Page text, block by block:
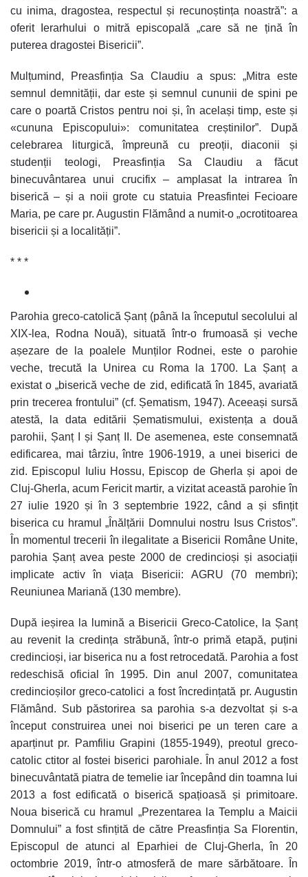
cu inima, dragostea, respectul și recunoștința noastră”: a
oferit Ierarhului o mitră episcopală „care să ne țină în
puterea dragostei Bisericii”.
Mulțumind, Preasfinția Sa Claudiu a spus: „Mitra este
semnul demnității, dar este și semnul cununii de spini pe
care o poartă Cristos pentru noi și, în același timp, este și
«cununa Episcopului»: comunitatea creștinilor”. După
celebrarea liturgică, împreună cu preoții, diaconii și
studenții teologi, Preasfinția Sa Claudiu a făcut
binecuvântarea unui crucifix – amplasat la intrarea în
biserică – și a noii grote cu statuia Preasfintei Fecioare
Maria, pe care pr. Augustin Flămând a numit-o „ocrotitoarea
bisericii și a localității”.
* * *
Parohia greco-catolică Șanț (până la începutul secolului al
XIX-lea, Rodna Nouă), situată într-o frumoasă și veche
așezare de la poalele Munților Rodnei, este o parohie
veche, trecută la Unirea cu Roma la 1700. La Șanț a
existat o „biserică veche de zid, edificată în 1845, avariată
prin trecerea frontului” (cf. Șematism, 1947). Aceeași sursă
atestă, la data editării Șematismului, existența a două
parohii, Șanț I și Șanț II. De asemenea, este consemnată
edificarea, mai târziu, între 1906-1919, a unei biserici de
zid. Episcopul Iuliu Hossu, Episcop de Gherla și apoi de
Cluj-Gherla, acum Fericit martir, a vizitat această parohie în
27 iulie 1920 și în 3 septembrie 1922, când a și sfințit
biserica cu hramul „Înălțării Domnului nostru Isus Cristos”.
În momentul trecerii în ilegalitate a Bisericii Române Unite,
parohia Șanț avea peste 2000 de credincioși și asociații
implicate activ în viața Bisericii: AGRU (70 membri);
Reuniunea Mariană (130 membre).
După ieșirea la lumină a Bisericii Greco-Catolice, la Șanț
au revenit la credința străbună, într-o primă etapă, puțini
credincioși, iar biserica nu a fost retrocedată. Parohia a fost
redeschisă oficial în 1995. Din anul 2007, comunitatea
credincioșilor greco-catolici a fost încredințată pr. Augustin
Flămând. Sub păstorirea sa parohia s-a dezvoltat și s-a
început construirea unei noi biserici pe un teren care a
aparținut pr. Pamfiliu Grapini (1855-1949), preotul greco-
catolic ctitor al fostei biserici parohiale. În anul 2012 a fost
binecuvântată piatra de temelie iar începând din toamna lui
2013 a fost edificată o biserică spațioasă și primitoare.
Noua biserică cu hramul „Prezentarea la Templu a Maicii
Domnului” a fost sfințită de către Preasfinția Sa Florentin,
Episcopul de atunci al Eparhiei de Cluj-Gherla, în 20
octombrie 2019, într-o atmosferă de mare sărbătoare. În